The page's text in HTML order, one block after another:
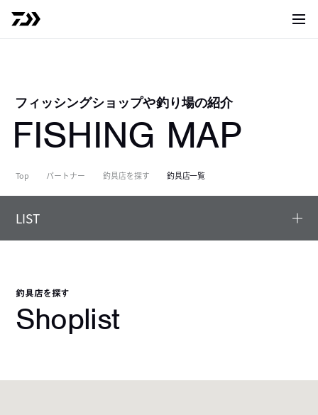
サイ
フィッシングショップや釣り場の紹介
FISHING MAP
Top パートナー 釣具店を探す 釣具店一覧
LIST
釣具店を探す
Shoplist